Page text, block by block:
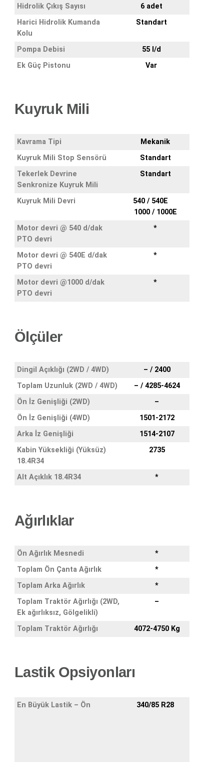
Hidrolik Çıkış Sayısı
6 adet
Harici Hidrolik Kumanda
Kolu
Standart
Pompa Debisi
55 l/d
Ek Güç Pistonu
Var
Kuyruk Mili
Kavrama Tipi
Mekanik
Kuyruk Mili Stop Sensörü
Standart
Tekerlek Devrine
Senkronize Kuyruk Mili
Standart
Kuyruk Mili Devri
540 / 540E
1000 / 1000E
Motor devri @ 540 d/dak
PTO devri
*
Motor devri @ 540E d/dak
PTO devri
*
Motor devri @1000 d/dak
PTO devri
*
Ölçüler
Dingil Açıklığı (2WD / 4WD)
– / 2400
Toplam Uzunluk (2WD / 4WD)
– / 4285-4624
Ön İz Genişliği (2WD)
–
Ön İz Genişliği (4WD)
1501-2172
Arka İz Genişliği
1514-2107
Kabin Yüksekliği (Yüksüz)
18.4R34
2735
Alt Açıklık 18.4R34 *
Ağırlıklar
Ön Ağırlık Mesnedi
*
Toplam Ön Çanta Ağırlık
*
Toplam Arka Ağırlık
*
Toplam Traktör Ağırlığı (2WD,
Ek ağırlıksız, Gölgelikli)
–
Toplam Traktör Ağırlığı 4072-4750 Kg
Lastik Opsiyonları
En Büyük Lastik – Ön 340/85 R28